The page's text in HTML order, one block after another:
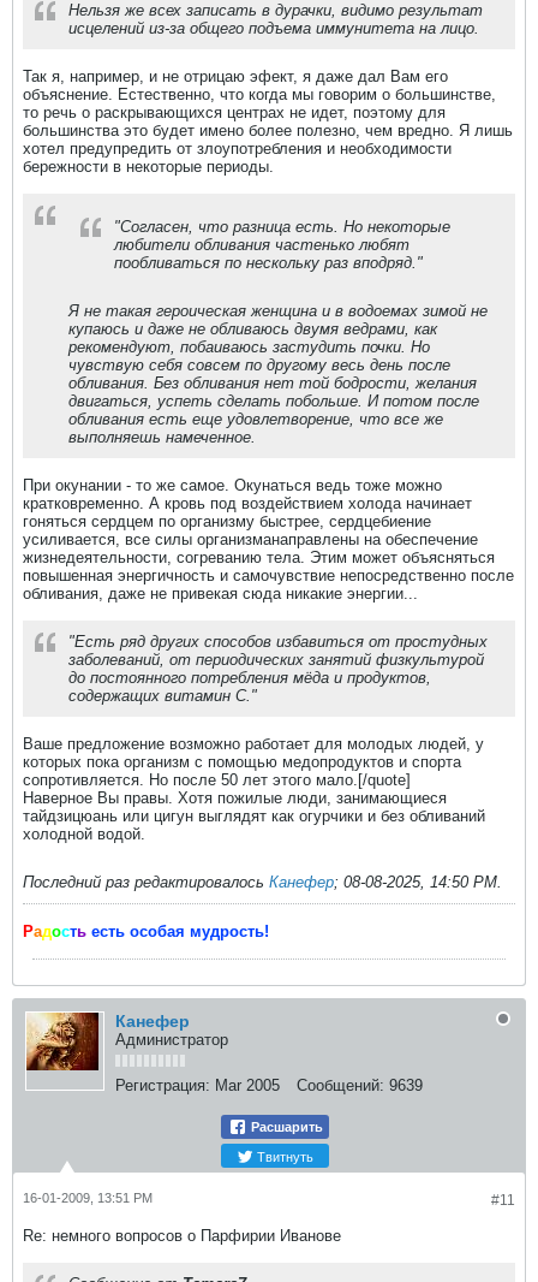
Нельзя же всех записать в дурачки, видимо результат
исцелений из-за общего подъема иммунитета на лицо.
Так я, например, и не отрицаю эфект, я даже дал Вам его
объяснение. Естественно, что когда мы говорим о большинстве,
то речь о раскрывающихся центрах не идет, поэтому для
большинства это будет имено более полезно, чем вредно. Я лишь
хотел предупредить от злоупотребления и необходимости
бережности в некоторые периоды.
"Согласен, что разница есть. Но некоторые
любители обливания частенько любят
пообливаться по нескольку раз вподряд."
Я не такая героическая женщина и в водоемах зимой не
купаюсь и даже не обливаюсь двумя ведрами, как
рекомендуют, побаиваюсь застудить почки. Но
чувствую себя совсем по другому весь день после
обливания. Без обливания нет той бодрости, желания
двигаться, успеть сделать побольше. И потом после
обливания есть еще удовлетворение, что все же
выполняешь намеченное.
При окунании - то же самое. Окунаться ведь тоже можно
кратковременно. А кровь под воздействием холода начинает
гоняться сердцем по организму быстрее, сердцебиение
усиливается, все силы организманаправлены на обеспечение
жизнедеятельности, согреванию тела. Этим может объясняться
повышенная энергичность и самочувствие непосредственно после
обливания, даже не привекая сюда никакие энергии...
"Есть ряд других способов избавиться от простудных
заболеваний, от периодических занятий физкультурой
до постоянного потребления мёда и продуктов,
содержащих витамин С."
Ваше предложение возможно работает для молодых людей, у
которых пока организм с помощью медопродуктов и спорта
сопротивляется. Но после 50 лет этого мало.[/quote]
Наверное Вы правы. Хотя пожилые люди, занимающиеся
тайдзицюань или цигун выглядят как огурчики и без обливаний
холодной водой.
Последний раз редактировалось Канефер; 08-08-2025, 14:50 PM.
Радость есть особая мудрость!
Канефер
Администратор
Регистрация: Mar 2005 Сообщений: 9639
Расшарить
Твитнуть
#11
16-01-2009, 13:51 PM
Re: немного вопросов о Парфирии Иванове